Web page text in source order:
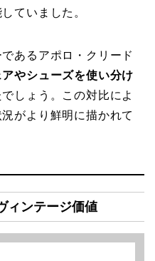
ていました。
あるアポロ・クリード
やシューズを使い分け
しょう。この対比によ
がより鮮明に描かれて
ィンテージ価値